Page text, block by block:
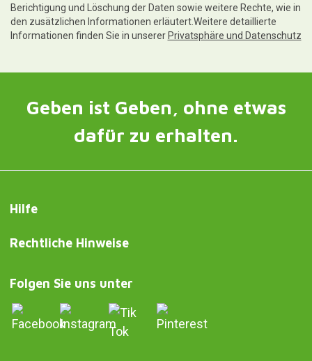
Berichtigung und Löschung der Daten sowie weitere Rechte, wie in
den zusätzlichen Informationen erläutert.Weitere detaillierte
Informationen finden Sie in unserer Privatsphäre und Datenschutz
Geben ist Geben, ohne etwas
dafür zu erhalten.
Hilfe
Rechtliche Hinweise
Folgen Sie uns unter